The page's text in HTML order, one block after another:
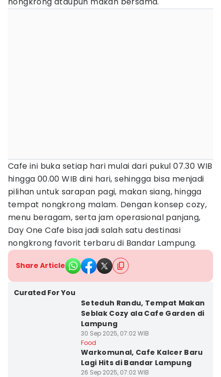
Cafe ini buka setiap hari mulai dari pukul 07.30 WIB
hingga 00.00 WIB dini hari, sehingga bisa menjadi
pilihan untuk sarapan pagi, makan siang, hingga
tempat nongkrong malam. Dengan konsep cozy,
menu beragam, serta jam operasional panjang,
Day One Cafe bisa jadi salah satu destinasi
nongkrong favorit terbaru di Bandar Lampung.
Share Article
Curated For You
Seteduh Randu, Tempat Makan
Seblak Cozy ala Cafe Garden di
Lampung
30 Sep 2025, 07:02 WIB
Food
Warkomunal, Cafe Kalcer Baru
Lagi Hits di Bandar Lampung
26 Sep 2025, 07:02 WIB